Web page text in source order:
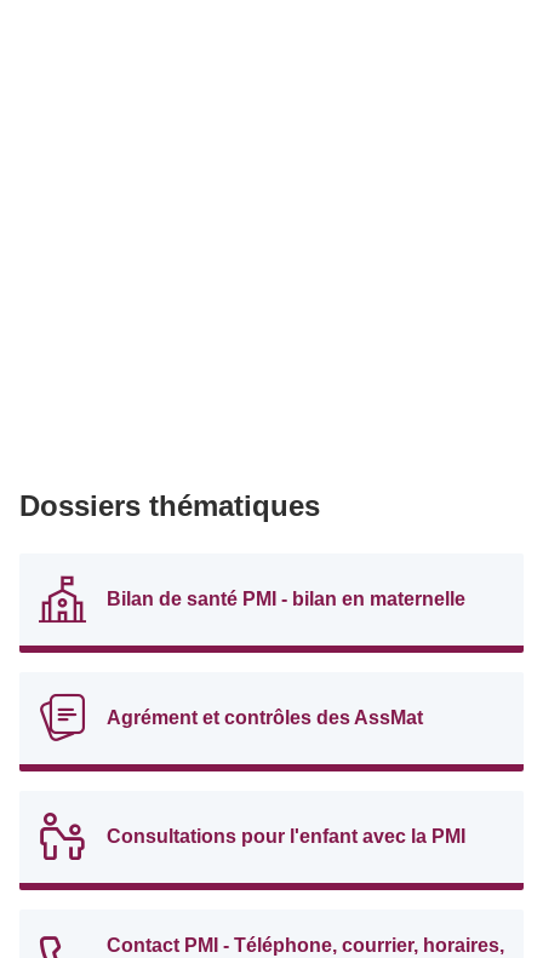
Dossiers thématiques
Bilan de santé PMI - bilan en maternelle
Agrément et contrôles des AssMat
Consultations pour l'enfant avec la PMI
Contact PMI - Téléphone, courrier, horaires,